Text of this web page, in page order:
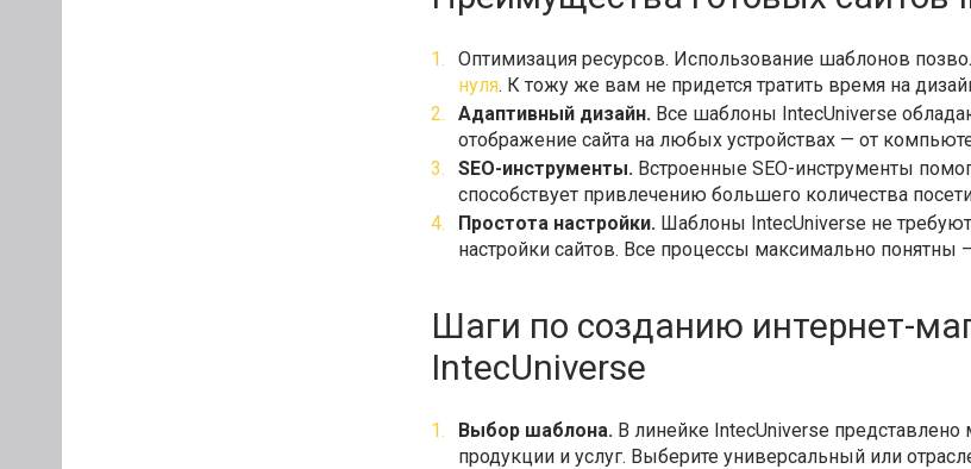
Оптимизация ресурсов. Использование шаблонов
нуля. К тожу же вам не придется тратить время на
Адаптивный дизайн. Все шаблоны IntecUniverse
отображение сайта на любых устройствах — от
SEO-инструменты. Встроенные SEO-инструменты
способствует привлечению большего количества
Простота настройки. Шаблоны IntecUniverse не
настройки сайтов. Все процессы максимально
Шаги по созданию интернет-
IntecUniverse
Выбор шаблона. В линейке IntecUniverse
продукции и услуг. Выберите универсальный или